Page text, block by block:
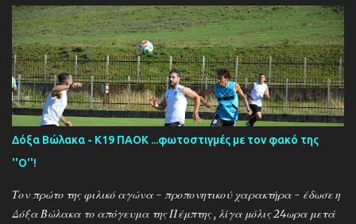
Δόξα Βώλακα - Κ19 ΠΑΟΚ ...φωτοστιγμές με τον φακό της
''Ο''!
Τον πρώτο της φιλικό αγώνα - προπονητικού χαρακτήρα - έδωσε η
Δόξα Βώλακα το απόγευμα της Πέμπτης , λίγα μόλις 24ωρα μετά